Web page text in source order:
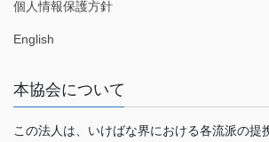
個人情報保護方針
English
本協会について
この法人は、いけばな界における各流派の提